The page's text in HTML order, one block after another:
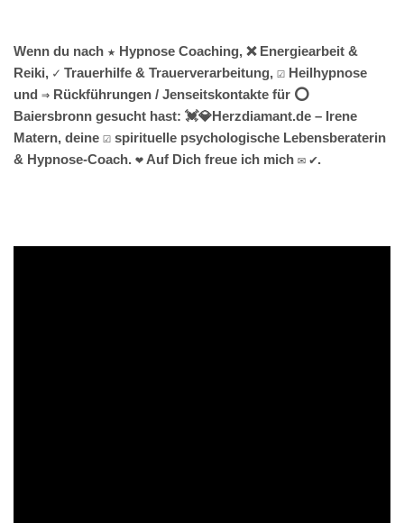
Wenn du nach ★ Hypnose Coaching, ❌ Energiearbeit &
Reiki, ✓ Trauerhilfe & Trauerverarbeitung, ☑️ Heilhypnose
und ⇒ Rückführungen / Jenseitskontakte für ⭕
Baiersbronn gesucht hast: 💓️💎Herzdiamant.de – Irene
Matern, deine ☑️ spirituelle psychologische Lebensberaterin
& Hypnose-Coach. ❤ Auf Dich freue ich mich ✉ ✔.